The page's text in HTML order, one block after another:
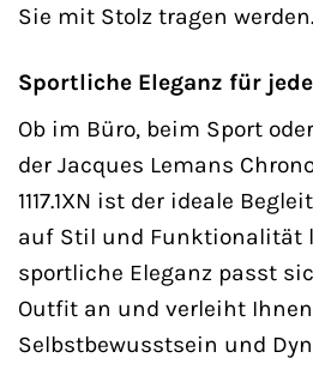
Sie mit Stolz tragen werden.
Sportliche Eleganz für
Ob im Büro, beim Sport
der Jacques Lemans
1117.1XN ist der ideale
auf Stil und Funktionalität
sportliche Eleganz passt
Outfit an und verleiht
Selbstbewusstsein und